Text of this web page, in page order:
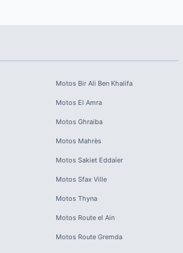
Motos Bir Ali Ben Khalifa
Motos El Amra
Motos Ghraiba
Motos Mahrès
Motos Sakiet Eddaïer
Motos Sfax Ville
Motos Thyna
Motos Route el Ain
Motos Route Gremda